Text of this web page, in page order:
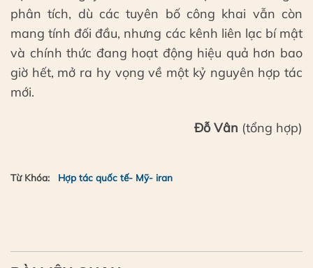
phân tích, dù các tuyên bố công khai vẫn còn
mang tính đối đầu, nhưng các kênh liên lạc bí mật
và chính thức đang hoạt động hiệu quả hơn bao
giờ hết, mở ra hy vọng về một kỷ nguyên hợp tác
mới.
Đỗ Vân (tổng hợp)
Từ Khóa: Hợp tác quốc tế- Mỹ- iran